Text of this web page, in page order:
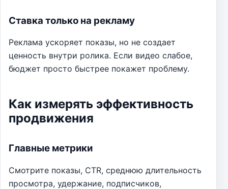
Ставка только на рекламу
Реклама ускоряет показы, но не создает
ценность внутри ролика. Если видео слабое,
бюджет просто быстрее покажет проблему.
Как измерять эффективность
продвижения
Главные метрики
Смотрите показы, CTR, среднюю длительность
просмотра, удержание, подписчиков,